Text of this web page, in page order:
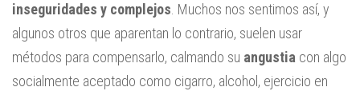
inseguridades y complejos . Muchos nos sentimos así, y
algunos otros que aparentan lo contrario, suelen usar
métodos para compensarlo, calmando su angustia con algo
socialmente aceptado como cigarro, alcohol, ejercicio en